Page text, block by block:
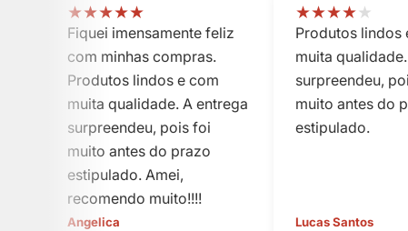
★★★★★
Fiquei imensamente feliz
com minhas compras.
Produtos lindos e com
muita qualidade. A entrega
surpreendeu, pois foi
muito antes do prazo
estipulado. Amei,
recomendo muito!!!!
Angelica
★★★★★
Produtos lindos
muita
surpreendeu,
muito antes do
estipulado.
Lucas Santos